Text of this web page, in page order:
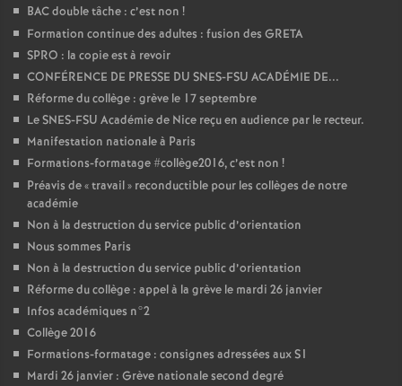
BAC double tâche : c’est non !
Formation continue des adultes : fusion des GRETA
SPRO : la copie est à revoir
CONFÉRENCE DE PRESSE DU SNES-FSU ACADÉMIE DE...
Réforme du collège : grève le 17 septembre
Le SNES-FSU Académie de Nice reçu en audience par le recteur.
Manifestation nationale à Paris
Formations-formatage #collège2016, c’est non !
Préavis de «travail» reconductible pour les collèges de notre
académie
Non à la destruction du service public d’orientation
Nous sommes Paris
Non à la destruction du service public d’orientation
Réforme du collège : appel à la grève le mardi 26 janvier
Infos académiques n°2
Collège 2016
Formations-formatage : consignes adressées aux S1
Mardi 26 janvier : Grève nationale second degré